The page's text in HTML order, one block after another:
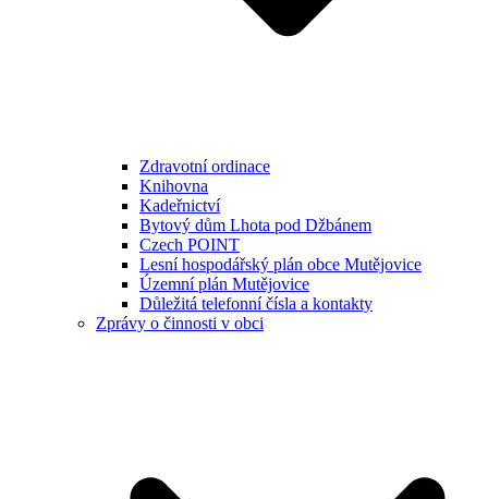
Zdravotní ordinace
Knihovna
Kadeřnictví
Bytový dům Lhota pod Džbánem
Czech POINT
Lesní hospodářský plán obce Mutějovice
Územní plán Mutějovice
Důležitá telefonní čísla a kontakty
Zprávy o činnosti v obci